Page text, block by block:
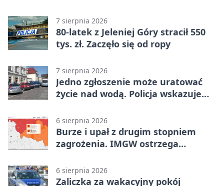
7 sierpnia 2026
80-latek z Jeleniej Góry stracił 550
tys. zł. Zaczęło się od ropy
7 sierpnia 2026
Jedno zgłoszenie może uratować
życie nad wodą. Policja wskazuje
6 sierpnia 2026
Burze i upał z drugim stopniem
zagrożenia. IMGW ostrzega
6 sierpnia 2026
Zaliczka za wakacyjny pokój